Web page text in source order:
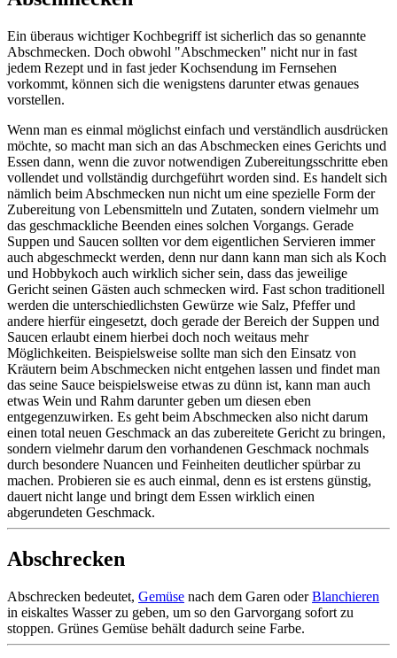
Ein überaus wichtiger Kochbegriff ist sicherlich das so genannte
Abschmecken. Doch obwohl "Abschmecken" nicht nur in fast
jedem Rezept und in fast jeder Kochsendung im Fernsehen
vorkommt, können sich die wenigstens darunter etwas genaues
vorstellen.
Wenn man es einmal möglichst einfach und verständlich ausdrücken
möchte, so macht man sich an das Abschmecken eines Gerichts und
Essen dann, wenn die zuvor notwendigen Zubereitungsschritte eben
vollendet und vollständig durchgeführt worden sind. Es handelt sich
nämlich beim Abschmecken nun nicht um eine spezielle Form der
Zubereitung von Lebensmitteln und Zutaten, sondern vielmehr um
das geschmackliche Beenden eines solchen Vorgangs. Gerade
Suppen und Saucen sollten vor dem eigentlichen Servieren immer
auch abgeschmeckt werden, denn nur dann kann man sich als Koch
und Hobbykoch auch wirklich sicher sein, dass das jeweilige
Gericht seinen Gästen auch schmecken wird. Fast schon traditionell
werden die unterschiedlichsten Gewürze wie Salz, Pfeffer und
andere hierfür eingesetzt, doch gerade der Bereich der Suppen und
Saucen erlaubt einem hierbei doch noch weitaus mehr
Möglichkeiten. Beispielsweise sollte man sich den Einsatz von
Kräutern beim Abschmecken nicht entgehen lassen und findet man
das seine Sauce beispielsweise etwas zu dünn ist, kann man auch
etwas Wein und Rahm darunter geben um diesen eben
entgegenzuwirken. Es geht beim Abschmecken also nicht darum
einen total neuen Geschmack an das zubereitete Gericht zu bringen,
sondern vielmehr darum den vorhandenen Geschmack nochmals
durch besondere Nuancen und Feinheiten deutlicher spürbar zu
machen. Probieren sie es auch einmal, denn es ist erstens günstig,
dauert nicht lange und bringt dem Essen wirklich einen
abgerundeten Geschmack.
Abschrecken
Abschrecken bedeutet, Gemüse nach dem Garen oderBlanchieren
in eiskaltes Wasser zu geben, um so den Garvorgang sofort zu
stoppen. Grünes Gemüse behält dadurch seine Farbe.